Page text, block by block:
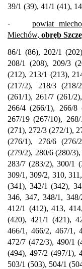
39/1 (39), 41/1 (41),
- powiat
Miechów, obręb
86/1 (86), 202/1
208/1 (208), 209/3
(212), 213/1 (213),
(217/2), 218/3
(261/1), 261/7 (261/
266/4 (266/1), 266/8
267/19 (267/10),
(271), 272/3 (272/1),
(276/1), 276/6
(279/2), 280/6 (280/
283/7 (283/2), 300/1
309/1, 309/2, 310,
(341), 342/1 (342),
346, 347, 348/1,
412/1 (412), 413,
(420), 421/1 (421),
466/1, 466/2, 467/1,
472/7 (472/3), 490/1
(494), 497/2 (497/1),
503/1 (503), 504/1